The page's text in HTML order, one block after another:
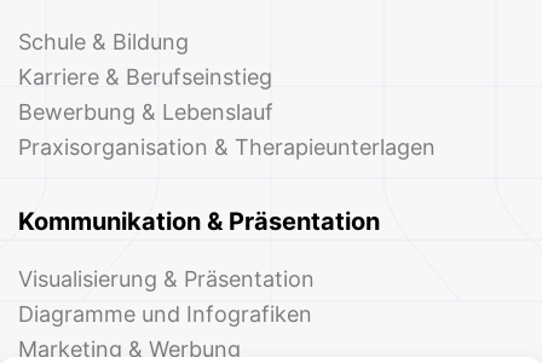
Schule & Bildung
Karriere & Berufseinstieg
Bewerbung & Lebenslauf
Praxisorganisation & Therapieunterlagen
Kommunikation & Präsentation
Visualisierung & Präsentation
Diagramme und Infografiken
Marketing & Werbung